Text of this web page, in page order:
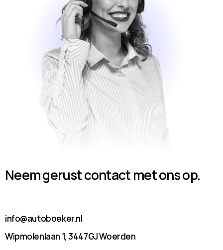
Neem gerust contact met ons op.
info@autoboeker.nl
Wipmolenlaan 1, 3447GJ Woerden